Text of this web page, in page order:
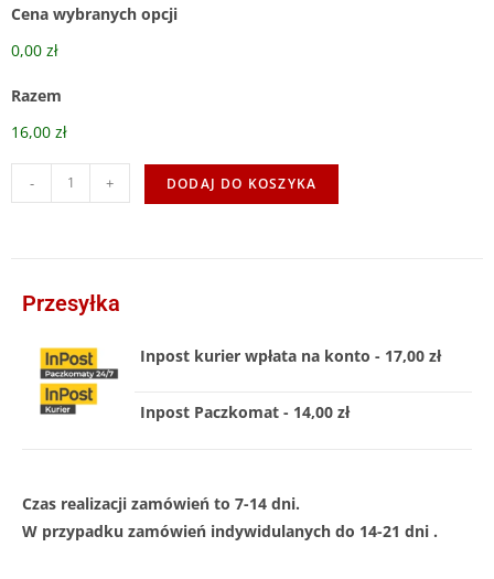
Cena wybranych opcji
0,00 zł
Razem
16,00 zł
- + DODAJ DO KOSZYKA
Przesyłka
Inpost kurier wpłata na konto - 17,00 zł
Inpost Paczkomat - 14,00 zł
Czas realizacji zamówień to 7-14 dni.
W przypadku zamówień indywidulanych do 14-21 dni .